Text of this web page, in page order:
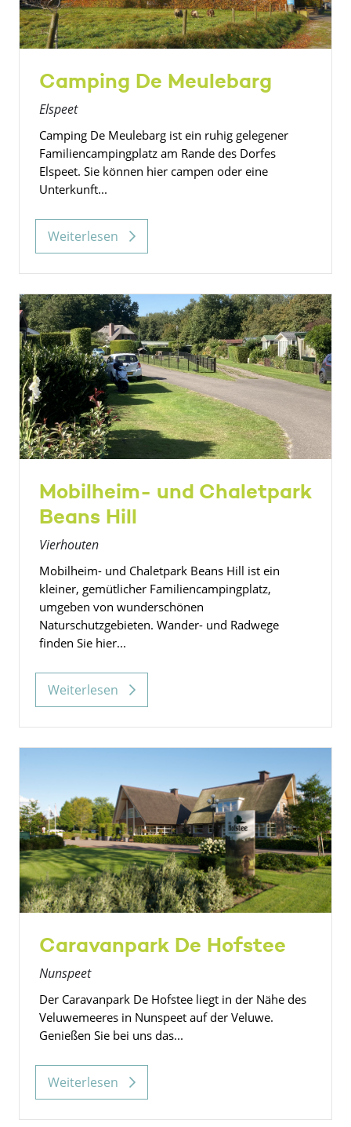
Camping De Meulebarg
Elspeet
Camping De Meulebarg ist ein ruhig gelegener
Familiencampingplatz am Rande des Dorfes
Elspeet. Sie können hier campen oder eine
Unterkunft...
Weiterlesen
Mobilheim- und Chaletpark
Beans Hill
Vierhouten
Mobilheim- und Chaletpark Beans Hill ist ein
kleiner, gemütlicher Familiencampingplatz,
umgeben von wunderschönen
Naturschutzgebieten. Wander- und Radwege
finden Sie hier...
Weiterlesen
Caravanpark De Hofstee
Nunspeet
Der Caravanpark De Hofstee liegt in der Nähe des
Veluwemeeres in Nunspeet auf der Veluwe.
Genießen Sie bei uns das...
Weiterlesen